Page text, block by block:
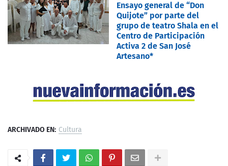
Ensayo general de “Don
Quijote” por parte del
grupo de teatro Shala en el
Centro de Participación
Activa 2 de San José
Artesano*
ARCHIVADO EN: Cultura